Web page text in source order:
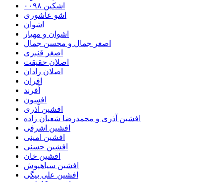
اشکین ۰۰۹۸
اشو عاشوری
اشوان
اشوان و مهیار
اصغر جمال و محسن جمال
اصغر قنبری
اصلان حقیقت
اصلان رادان
افران
اَفرند
افسون
افشین آذری
افشین آذری و محمدرضا شعبان زاده
افشین اشرفی
افشین امینی
افشین حسنی
افشین خان
افشین سیاهپوش
افشین علی بیگی